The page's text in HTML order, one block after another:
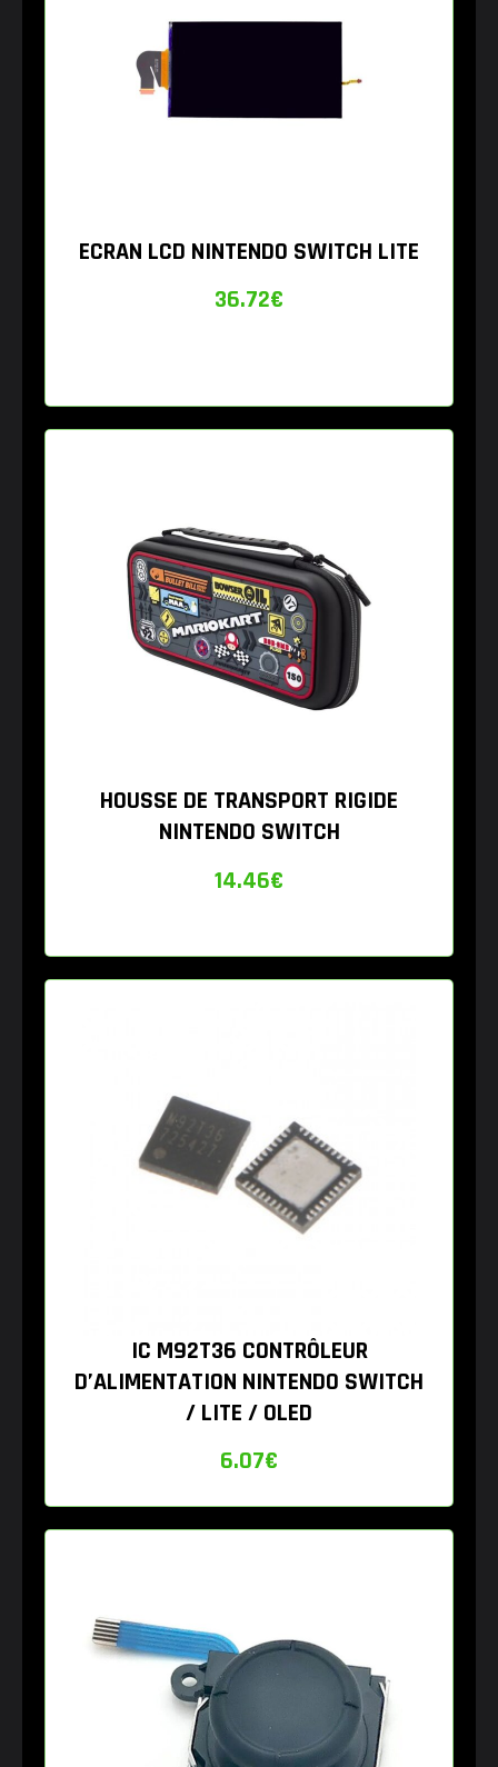
ECRAN LCD NINTENDO SWITCH LITE
36.72€
HOUSSE DE TRANSPORT RIGIDE
NINTENDO SWITCH
14.46€
IC M92T36 CONTRÔLEUR
D’ALIMENTATION NINTENDO SWITCH
/ LITE / OLED
6.07€